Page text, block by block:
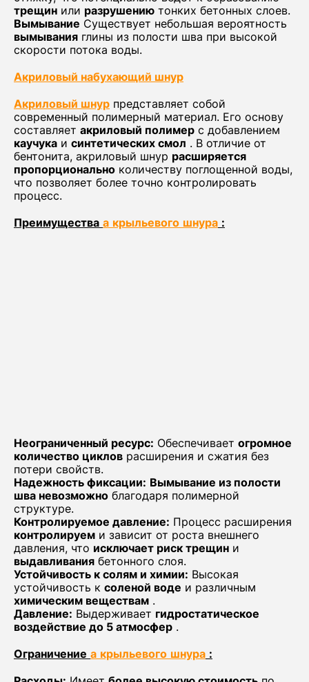
трещин или разрушению тонких бетонных слоев.
Вымывание Существует небольшая вероятность
вымывания глины из полости шва при высокой
скорости потока воды.
Акриловый набухающий шнур
Акриловый шнур представляет собой
современный полимерный материал. Его основу
составляет акриловый полимер с добавлением
каучука и синтетических смол . В отличие от
бентонита, акриловый шнур расширяется
пропорционально количеству поглощенной воды,
что позволяет более точно контролировать
процесс.
Преимущества а крыльевого шнура :
Неограниченный ресурс: Обеспечивает огромное
количество циклов расширения и сжатия без
потери свойств.
Надежность фиксации: Вымывание из полости
шва невозможно благодаря полимерной
структуре.
Контролируемое давление: Процесс расширения
контролируем и зависит от роста внешнего
давления, что исключает риск трещин и
выдавливания бетонного слоя.
Устойчивость к солям и химии: Высокая
устойчивость к соленой воде и различным
химическим веществам .
Давление: Выдерживает гидростатическое
воздействие до 5 атмосфер .
Ограничение а крыльевого шнура :